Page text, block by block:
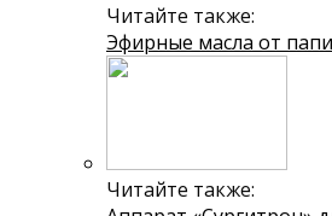
Читайте также:
Эфирные масла от
Читайте также: